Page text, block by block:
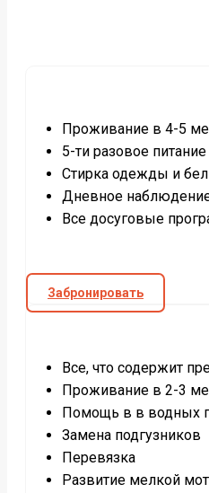
Проживание в 4-5
5-ти разовое питание
Стирка одежды и
Дневное
Все досуговые
Забронировать
Все, что содержит
Проживание в 2-3
Помощь в в водных
Замена подгузников
Перевязка
Развитие мелкой